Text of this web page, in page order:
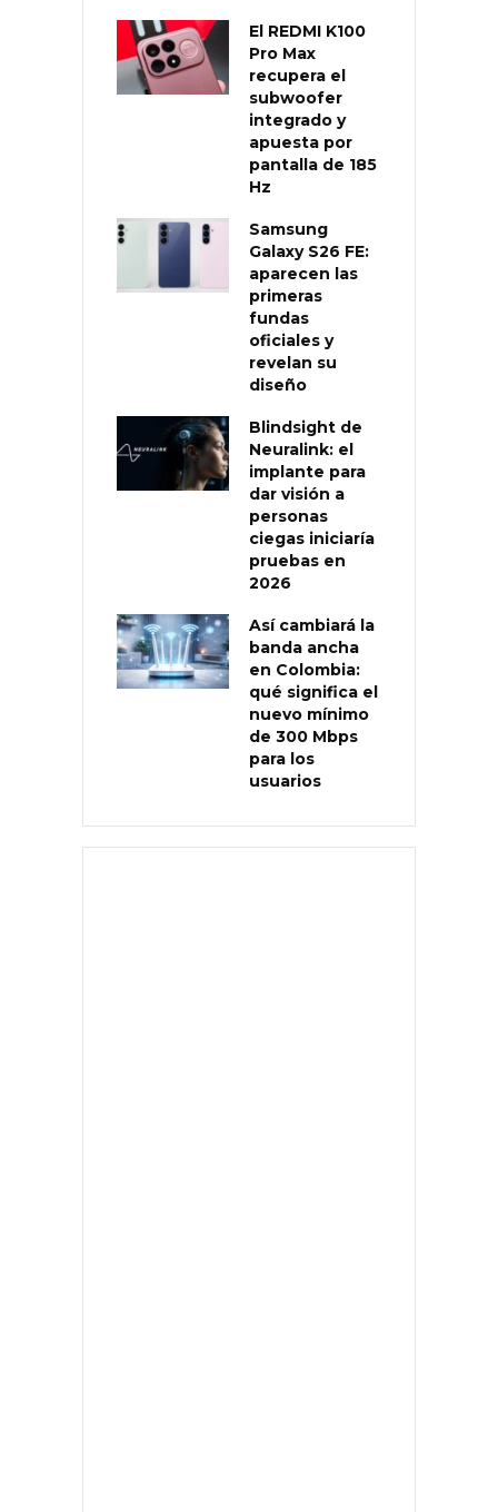
El REDMI K100
Pro Max
recupera el
subwoofer
integrado y
apuesta por
pantalla de 185
Hz
Samsung
Galaxy S26 FE:
aparecen las
primeras
fundas
oficiales y
revelan su
diseño
Blindsight de
Neuralink: el
implante para
dar visión a
personas
ciegas iniciaría
pruebas en
2026
Así cambiará la
banda ancha
en Colombia:
qué significa el
nuevo mínimo
de 300 Mbps
para los
usuarios